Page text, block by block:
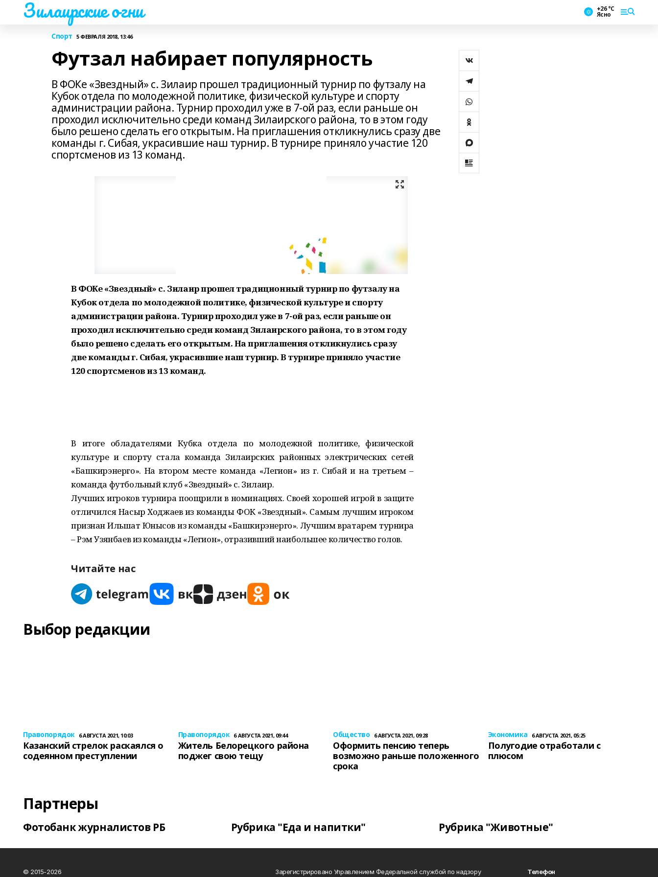
Зилаирские огни +26 °С
Ясно
Спорт 5 ФЕВРАЛЯ 2018, 13:46
Футзал набирает популярность
В ФОКе «Звездный» с. Зилаир прошел традиционный турнир по футзалу на
Кубок отдела по молодежной политике, физической культуре и спорту
администрации района. Турнир проходил уже в 7-ой раз, если раньше он
проходил исключительно среди команд Зилаирского района, то в этом году
было решено сделать его открытым. На приглашения откликнулись сразу две
команды г. Сибая, украсившие наш турнир. В турнире приняло участие 120
спортсменов из 13 команд.
В ФОКе «Звездный» с. Зилаир прошел традиционный турнир по футзалу на
Кубок отдела по молодежной политике, физической культуре и спорту
администрации района. Турнир проходил уже в 7-ой раз, если раньше он
проходил исключительно среди команд Зилаирского района, то в этом году
было решено сделать его открытым. На приглашения откликнулись сразу
две команды г. Сибая, украсившие наш турнир. В турнире приняло участие
120 спортсменов из 13 команд.
В итоге обладателями Кубка отдела по молодежной политике, физической
культуре и спорту стала команда Зилаирских районных электрических сетей
«Башкирэнерго». На втором месте команда «Легион» из г. Сибай и на третьем –
команда футбольный клуб «Звездный» с. Зилаир.
Лучших игроков турнира поощрили в номинациях. Своей хорошей игрой в защите
отличился Насыр Ходжаев из команды ФОК «Звездный». Самым лучшим игроком
признан Ильшат Юнысов из команды «Башкирэнерго». Лучшим вратарем турнира
– Рэм Узянбаев из команды «Легион», отразивший наибольшее количество голов.
Читайте нас
Выбор редакции
Правопорядок 6 АВГУСТА 2021, 10:03
Казанский стрелок раскаялся о
содеянном преступлении
Правопорядок 6 АВГУСТА 2021, 09:44
Житель Белорецкого района
поджег свою тещу
Общество 6 АВГУСТА 2021, 09:28
Оформить пенсию теперь
возможно раньше положенного
срока
Экономика 6 АВГУСТА 2021, 05:25
Полугодие отработали с
плюсом
Партнеры
Фотобанк журналистов РБ Рубрика "Еда и напитки" Рубрика "Животные"
© 2015-2026
Зарегистрировано Управлением Федеральной службой по надзору
Телефон